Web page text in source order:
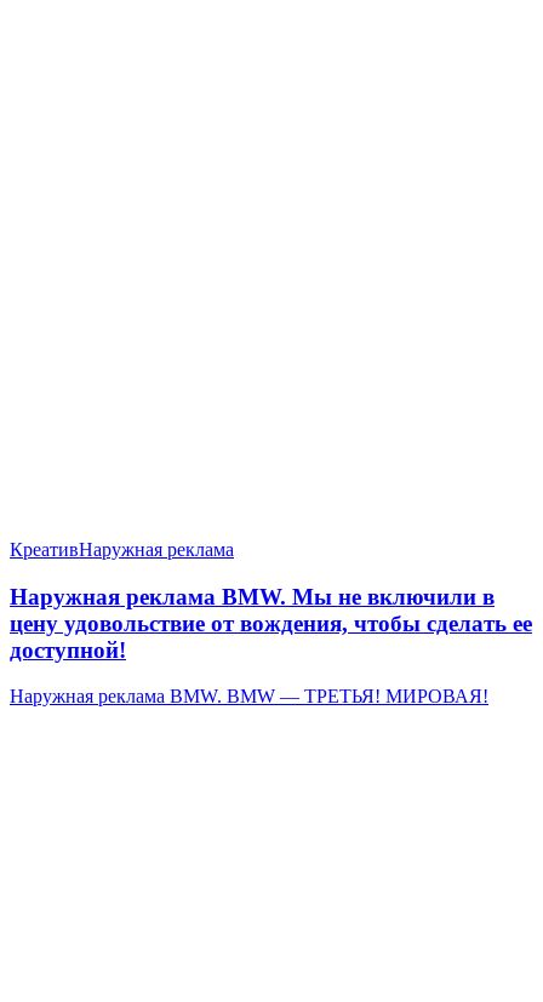
КреативНаружная реклама
Наружная реклама BMW. Мы не включили в
цену удовольствие от вождения, чтобы сделать ее
доступной!
Наружная реклама BMW. BMW — ТРЕТЬЯ! МИРОВАЯ!